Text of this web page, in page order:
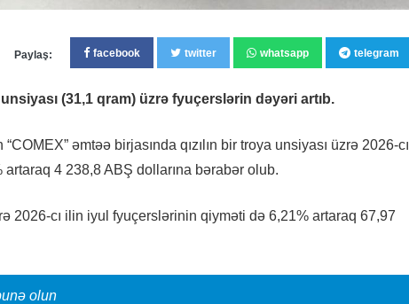
Paylaş: facebook twitter whatsapp telegram
(31,1 qram) üzrə fyuçerslərin dəyəri artıb.
əmtəə birjasında qızılın bir troya unsiyası üzrə 2026-cı
4 238,8 ABŞ dollarına bərabər olub.
2026-cı ilin iyul fyuçerslərinin qiyməti də 6,21% artaraq 67,97
olun